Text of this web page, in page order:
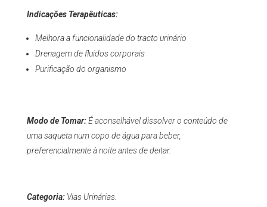
Indicações Terapêuticas:
Melhora a funcionalidade do tracto urinário
Drenagem de fluidos corporais
Purificação do organismo
Modo de Tomar:É aconselhável dissolver o conteúdo de
uma saqueta num copo de água para beber,
preferencialmente à noite antes de deitar.
Categoria:Vias Urinárias.